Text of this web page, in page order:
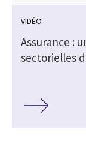
VIDÉO
Assurance :
sectorielles